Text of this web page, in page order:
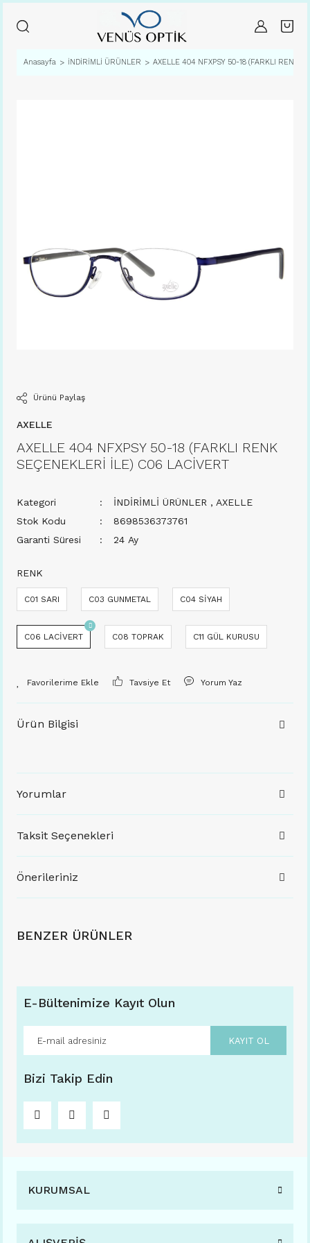
Anasayfa İNDİRİMLİ ÜRÜNLER AXELLE 404 NFXPSY 50-18 (FARKLI RENK
Ürünü Paylaş
AXELLE
AXELLE 404 NFXPSY 50-18 (FARKLI RENK
SEÇENEKLERİ İLE) C06 LACİVERT
Kategori İNDİRİMLİ ÜRÜNLER , AXELLE
Stok Kodu
8698536373761
Garanti Süresi
24 Ay
RENK
C01 SARI C03 GUNMETAL C04 SİYAH
C06 LACİVERT C08 TOPRAK C11 GÜL KURUSU
Tavsiye Et Yorum Yaz
Ürün Bilgisi
Yorumlar
Taksit Seçenekleri
Önerileriniz
BENZER ÜRÜNLER
E-Bültenimize Kayıt Olun
KAYIT OL
Bizi Takip Edin
KURUMSAL